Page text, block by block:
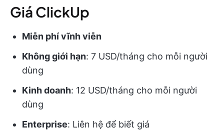
Giá ClickUp
Miễn phí vĩnh viễn
Không giới hạn: 7 USD/tháng cho mỗi người
dùng
Kinh doanh: 12 USD/tháng cho mỗi người
dùng
Enterprise: Liên hệ để biết giá